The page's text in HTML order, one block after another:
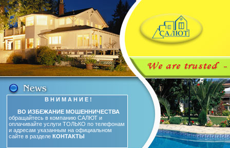
В Н И М А Н И Е !
ВО ИЗБЕЖАНИЕ МОШЕННИЧЕСТВА
обращайтесь в компанию САЛЮТ и
оплачивайте услуги ТОЛЬКО по телефонам
и адресам указанным на официальном
сайте в разделе КОНТАКТЫ